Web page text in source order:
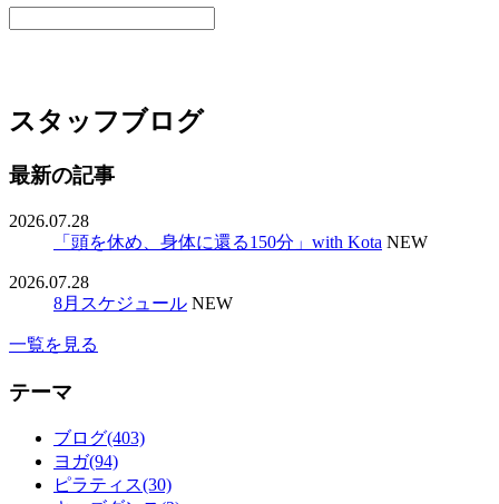
スタッフブログ
最新の記事
2026.07.28
「頭を休め、身体に還る150分」with Kota NEW
2026.07.28
8月スケジュール NEW
一覧を見る
テーマ
ブログ(403)
ヨガ(94)
ピラティス(30)